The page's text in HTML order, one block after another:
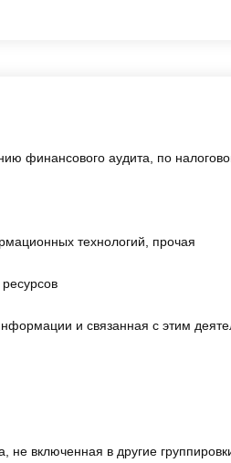
финансового аудита, по
технологий, прочая
и связанная с этим
не включенная в другие